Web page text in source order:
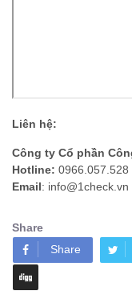
Liên hệ:
Công ty Cổ phần
Hotline: 0966.057.528
Email: info@1check.vn
Share
Share